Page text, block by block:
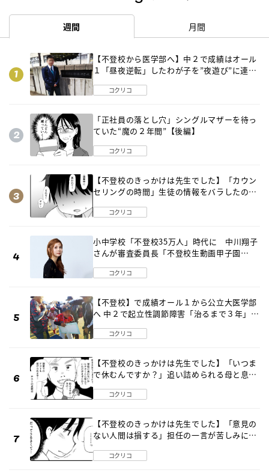
週間 月間
【不登校から医学部へ】中２で成績はオール
１「昼夜逆転」したわが子を”夜遊び”に連れ
コクリコ
「正社員の落とし穴」シングルマザーを待っ
ていた“魔の２年間”【後編】
コクリコ
【不登校のきっかけは先生でした】「カウン
セリングの時間」生徒の情報をバラしたの
コクリコ
小中学校「不登校35万人」時代に 中川翔子
さんが審査委員長「不登校生動画甲子園
コクリコ
【不登校】で成績オール１から公立大医学部
へ 中２で起立性調節障害「治るまで３年」の
コクリコ
【不登校のきっかけは先生でした】「いつま
で休むんですか？」追い詰められる母と息子
コクリコ
【不登校のきっかけは先生でした】「意見の
ない人間は損する」担任の一言が苦しみに…
コクリコ